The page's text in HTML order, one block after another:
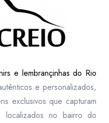
e lembrançinhas do Rio
e personalizados,
exclusivos que capturam
localizados no bairro do